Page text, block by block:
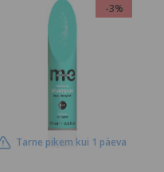
-3%
Tarne pikem kui 1 päeva